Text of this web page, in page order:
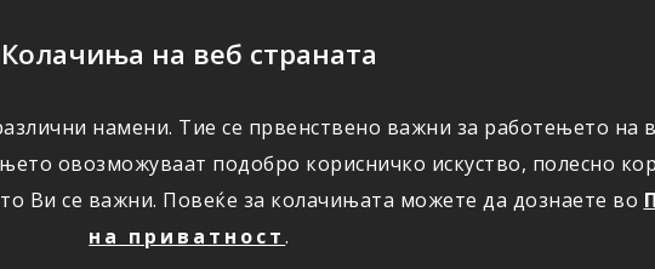
Колачиња на веб страната
намени. Тие се првенствено важни за работењето на
овозможуваат подобро корисничко искуство, полесно
Ви се важни. Повеќе за колачињата можете да дознаете во
на приватност.